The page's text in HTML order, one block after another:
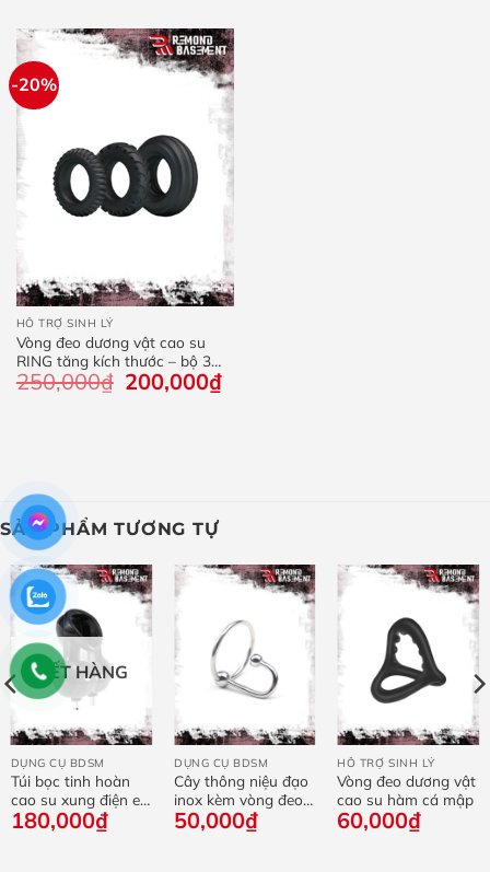
-20%
HỖ TRỢ SINH LÝ
Vòng đeo dương vật cao su
RING tăng kích thước – bộ 3
cái
250,000₫ Giá
gốc
200,000₫Giá
hiện
SẢN PHẨM TƯƠNG TỰ
HẾT HÀNG
DỤNG CỤ BDSM
Túi bọc tinh hoàn
cao su xung điện e-
stim
180,000₫
DỤNG CỤ BDSM
Cây thông niệu đạo
inox kèm vòng đeo
đầu khấc
50,000₫
HỖ TRỢ SINH LÝ
Vòng đeo dương vật
cao su hàm cá mập
60,000₫